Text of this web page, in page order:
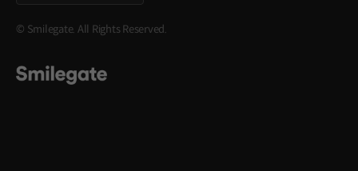
© Smilegate. All Rights Reserved.